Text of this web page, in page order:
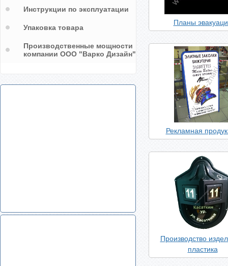
Планы
Рекламная
Производство
пластика
Инструкции по эксплуатации
Упаковка товара
Производственные мощности
компании ООО "Варко Дизайн"